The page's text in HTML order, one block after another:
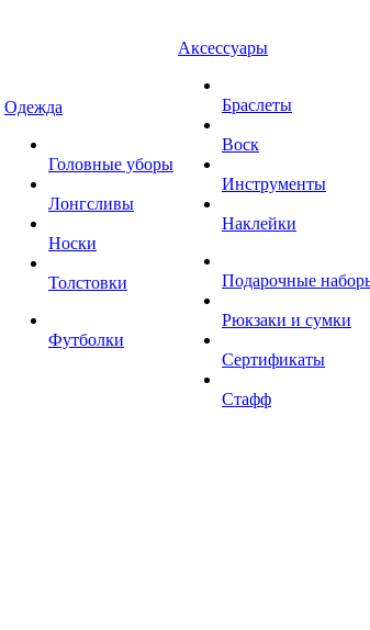
Одежда
Головные уборы
Лонгсливы
Носки
Толстовки
Футболки
Аксессуары
Браслеты
Воск
Инструменты
Наклейки
Подарочные
Рюкзаки и сумки
Сертификаты
Стафф